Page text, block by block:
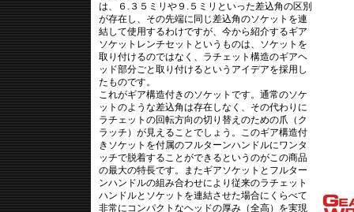
は、６.３５ミリや９.５ミリといった差込角の区別
が存在し、その先端に同じ差込角のソケットを連
結して使用するわけですが、今から紹介するギア
ソケットレンチセットというものは、ソケットを
取り付けるのではなく、ラチェット構造のギアヘ
ッド部分ごと取り付けるというアイデアを採用し
たものです。
これがギア構造付きのソケットです。通常のソケ
ットのような差込角は存在しなく、その代わりに
ラチェットの回転方向の切り替えのための爪（ク
ラッチ）が見えることでしょう。このギア構造付
きソケットを付属のフルターンハンドルにワンタ
ッチで脱着することができるというのがこの商品
の最大の特長です。またギアソケットとフルター
ンハンドルの組み合わせにより従来のラチェット
ハンドルとソケットを連結させた場合にくらべて
非常にコンパクトなヘッドの厚み（全高）を実現